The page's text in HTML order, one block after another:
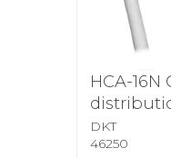
HCA-16N
DKT
46250